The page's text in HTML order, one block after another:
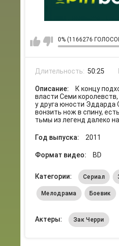
0% (1166276
Длительность: 50:25
Описание:
К концу
власти Семи
у друга юности Эддарда
вонзить нож в спину,
тьмы из легенд далеко
Год выпуска: 2011
Формат видео: BD
Категории: Сериал
Мелодрама Боевик
Актеры: Зак Черри